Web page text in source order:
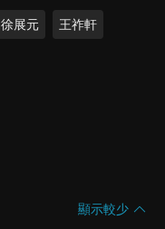
徐展元 王祚軒
顯示較少